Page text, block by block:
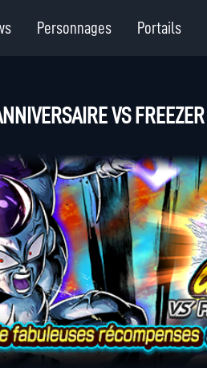
Personnages Portails
VS